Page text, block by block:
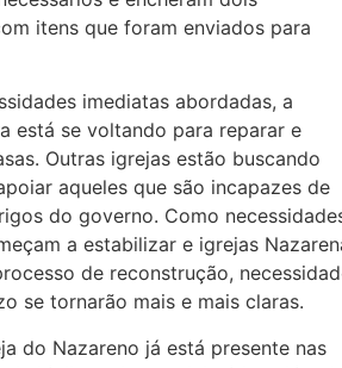
itens que foram enviados para
imediatas abordadas, a
está se voltando para reparar e
Outras igrejas estão buscando
aqueles que são incapazes de
do governo. Como
a estabilizar e igrejas
de reconstrução,
se tornarão mais e mais claras.
do Nazareno já está presente nas